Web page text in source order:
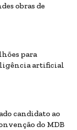
obras de
para
artificial
candidato ao
do MDB